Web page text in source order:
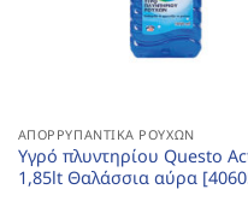
ΑΠΟΡΡΥΠΑΝΤΙΚΆ ΡΟΎΧΩΝ
Υγρό πλυντηρίου Questo
1,85lt Θαλάσσια αύρα